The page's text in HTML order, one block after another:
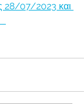
28/07/2023 και